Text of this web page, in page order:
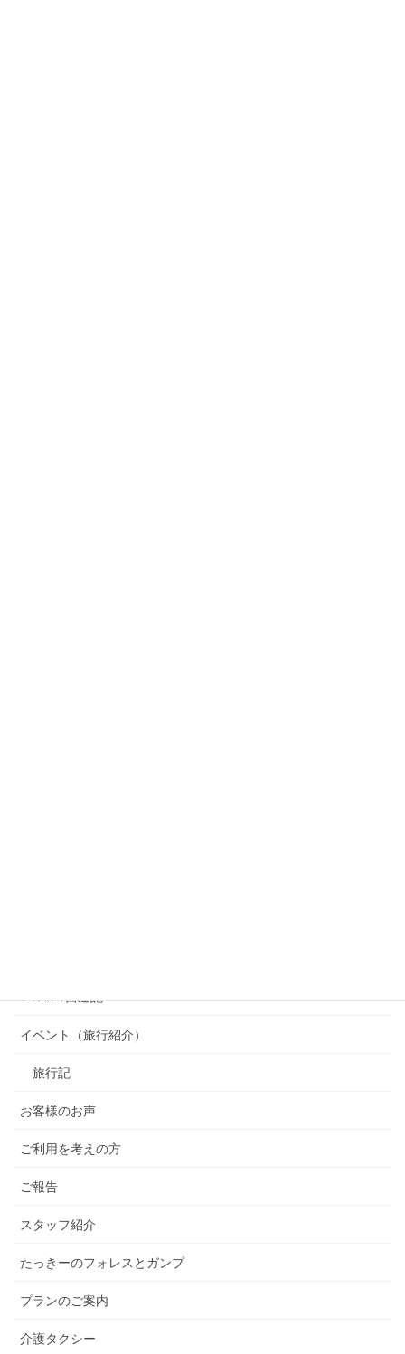
OSAKA 西遊記
イベント（旅行紹介）
旅行記
お客様のお声
ご利用を考えの方
ご報告
スタッフ紹介
たっきーのフォレスとガンプ
プランのご案内
介護タクシー